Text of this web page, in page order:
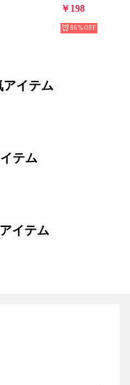
￥198
86%
イテム
テム
イテム